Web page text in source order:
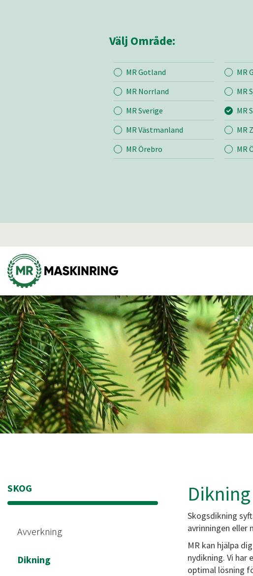
Mina sidor MR Sörmland
Välj Område:
MR Gotland MR
MR Norrland
MR
MR Sverige
MR
MR Västmanland
MR Z
MR Örebro
MR
SKOG
Avverkning
Dikning
Dikning
Skogsdikning
avrinningen eller
MR kan hjälpa
nydikning. Vi har
optimal lösning